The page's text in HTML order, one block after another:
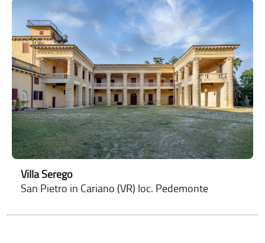
Villa Serego
San Pietro in Cariano (VR) loc. Pedemonte